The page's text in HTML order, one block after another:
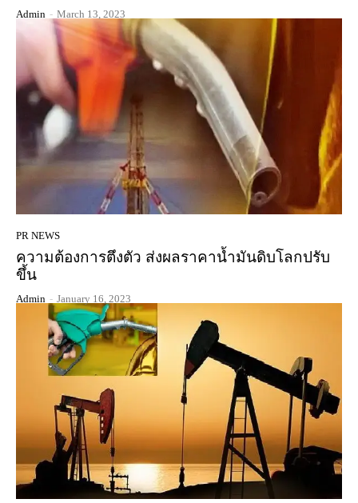
Admin - March 13, 2023
PR NEWS
ความต้องการตึงตัว ส่งผลราคาน้ำมันดิบโลกปรับ
ขึ้น
Admin - January 16, 2023